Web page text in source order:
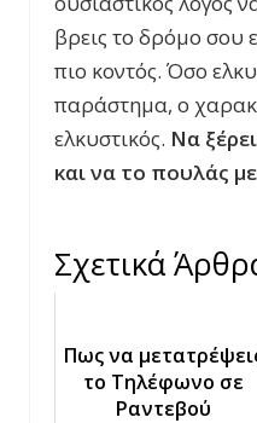
βρεις το δρόμο σου
πιο κοντός. Όσο
παράστημα, ο
ελκυστικός. Να
και να το πουλάς
Σχετικά
Πως να
το Τηλέφωνο σε
Ραντεβού